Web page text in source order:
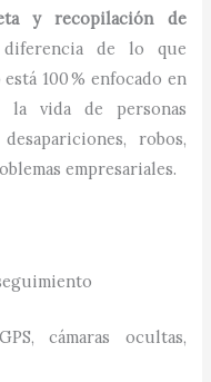
y recopilación de
de lo que
100 % enfocado en
la vida de personas
robos,
empresariales.
cámaras ocultas,